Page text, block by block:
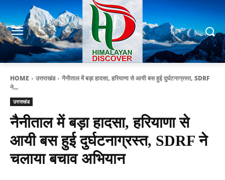
HOME उत्तराखंड
नैनीताल में बड़ा हादसा, हरियाणा से आयी बस हुई दुर्घटनाग्रस्त, SDRF
ने...
उत्तराखंड
नैनीताल में बड़ा हादसा, हरियाणा से
आयी बस हुई दुर्घटनाग्रस्त, SDRF ने
चलाया बचाव अभियान